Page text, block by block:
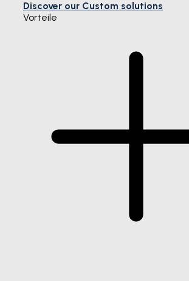
Discover our Custom solutions
Vorteile